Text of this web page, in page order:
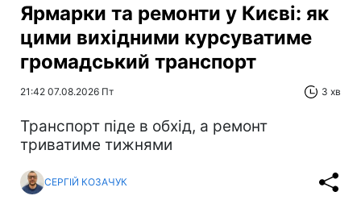
Ярмарки та ремонти у Києві: як
цими вихідними курсуватиме
громадський транспорт
21:42 07.08.2026 Пт 3 хв
Транспорт піде в обхід, а ремонт
триватиме тижнями
СЕРГІЙ КОЗАЧУК